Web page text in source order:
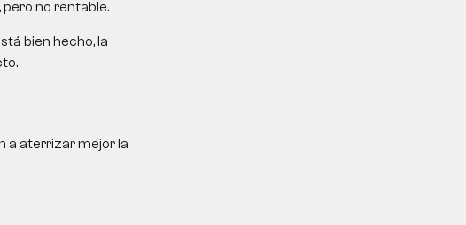
no rentable.
bien hecho, la
a aterrizar mejor la